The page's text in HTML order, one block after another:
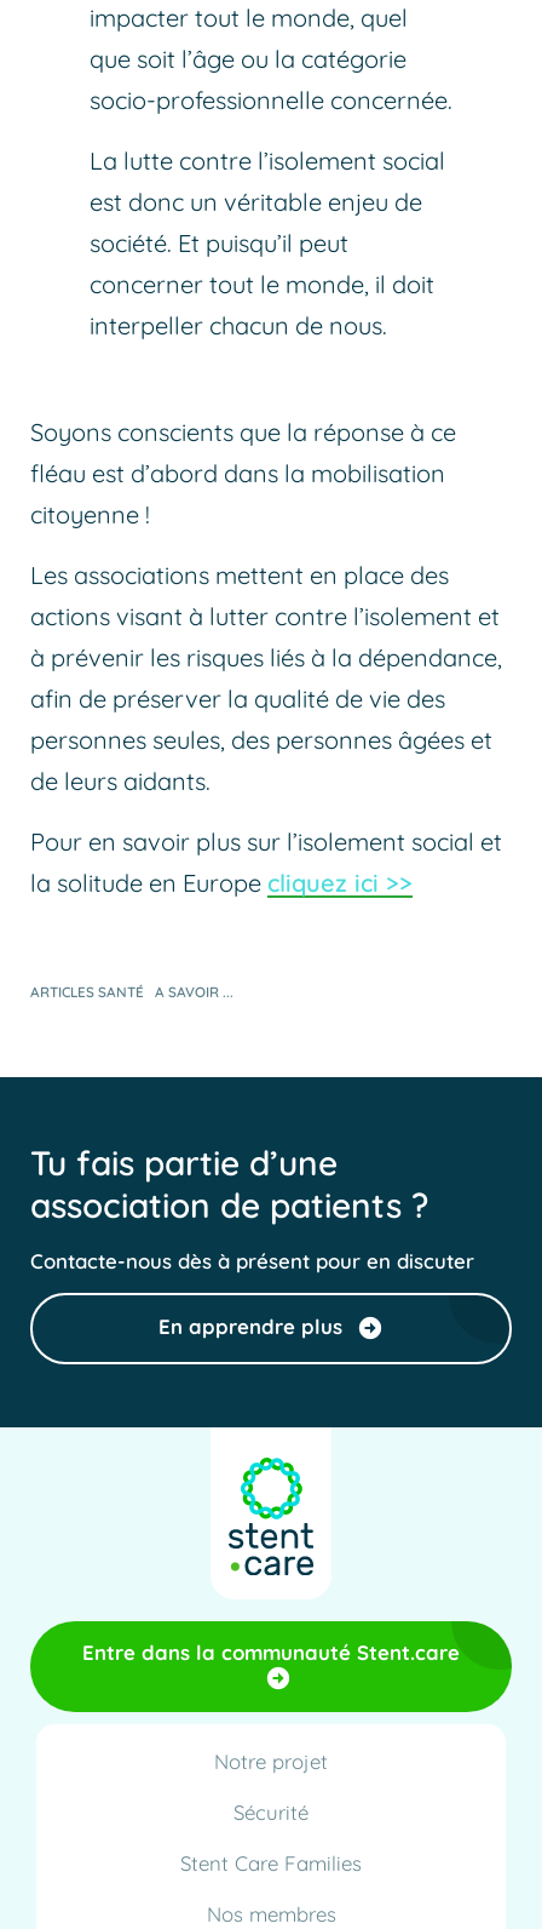
impacter tout le monde, quel
que soit l’âge ou la catégorie
socio-professionnelle concernée.
La lutte contre l’isolement social
est donc un véritable enjeu de
société. Et puisqu’il peut
concerner tout le monde, il doit
interpeller chacun de nous.
Soyons conscients que la réponse à ce
fléau est d’abord dans la mobilisation
citoyenne !
Les associations mettent en place des
actions visant à lutter contre l’isolement et
à prévenir les risques liés à la dépendance,
afin de préserver la qualité de vie des
personnes seules, des personnes âgées et
de leurs aidants.
Pour en savoir plus sur l’isolement social et
la solitude en Europe cliquez ici >>
ARTICLES SANTÉ A SAVOIR ...
Tu fais partie d’une
association de patients ?
Contacte-nous dès à présent pour en discuter
En apprendre plus
Entre dans la communauté Stent.care
Notre projet
Sécurité
Stent Care Families
Nos membres